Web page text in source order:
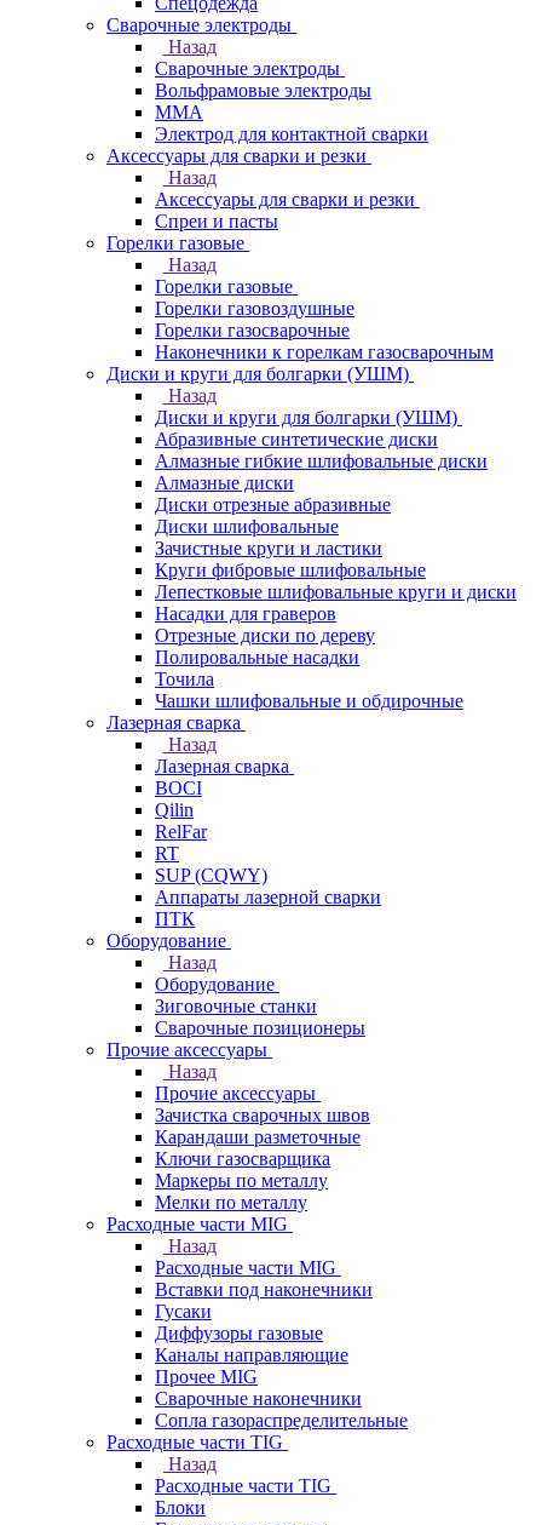
Сварочные электроды
Назад
Сварочные электроды
Вольфрамовые электроды
ММА
Электрод для контактной сварки
Аксессуары для сварки и резки
Назад
Аксессуары для сварки и резки
Спреи и пасты
Горелки газовые
Назад
Горелки газовые
Горелки газовоздушные
Горелки газосварочные
Наконечники к горелкам газосварочным
Диски и круги для болгарки (УШМ)
Назад
Диски и круги для болгарки (УШМ)
Абразивные синтетические диски
Алмазные гибкие шлифовальные диски
Алмазные диски
Диски отрезные абразивные
Диски шлифовальные
Зачистные круги и ластики
Круги фибровые шлифовальные
Лепестковые шлифовальные круги и диски
Насадки для граверов
Отрезные диски по дереву
Полировальные насадки
Точила
Чашки шлифовальные и обдирочные
Лазерная сварка
Назад
Лазерная сварка
BOCI
Qilin
RelFar
RT
SUP (CQWY)
Аппараты лазерной сварки
ПТК
Оборудование
Назад
Оборудование
Зиговочные станки
Сварочные позиционеры
Прочие аксессуары
Назад
Прочие аксессуары
Зачистка сварочных швов
Карандаши разметочные
Ключи газосварщика
Маркеры по металлу
Мелки по металлу
Расходные части MIG
Назад
Расходные части MIG
Вставки под наконечники
Гусаки
Диффузоры газовые
Каналы направляющие
Прочее MIG
Сварочные наконечники
Сопла газораспределительные
Расходные части TIG
Назад
Расходные части TIG
Блоки